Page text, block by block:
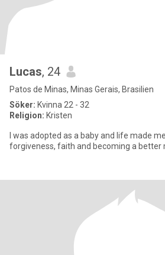
Lucas, 24
Patos de Minas, Minas Gerais, Brasilien
Söker: Kvinna 22 - 32
Religion: Kristen
I was adopted as a baby and life made
forgiveness, faith and becoming a better